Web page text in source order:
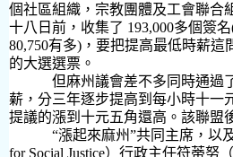
個社區組織，宗教團體及工會聯合
十八日前，收集了 193,000多個簽
80,750有多) ，要把提高最低時薪這
的大選選票。
但麻州議會差不多同時通過
薪， 分三年逐步提高到每小時十一
提議的漲到十元五角還高。該聯盟
“漲起來麻州”共同主席，以
for Social Justice）行政主任符蒂努